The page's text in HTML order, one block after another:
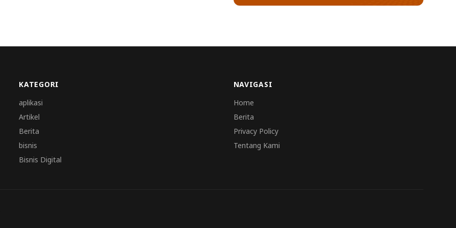
KATEGORI
aplikasi
Artikel
Berita
bisnis
Bisnis Digital
NAVIGASI
Home
Berita
Privacy Policy
Tentang Kami